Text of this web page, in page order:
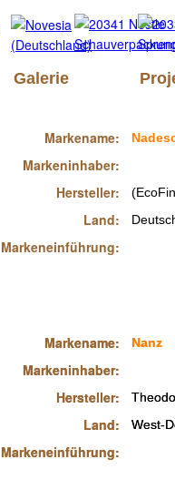
Galerie
Markename:
Markeninhaber:
Hersteller:
Land:
Markeneinführung:
Markename:
Markeninhaber:
Hersteller:
Land:
Markeneinführung:
Nanz
West-
Markename:
Markeninhaber:
Hersteller:
Land:
Markeneinführung:
Nanz
West-